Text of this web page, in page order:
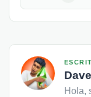
Hola,